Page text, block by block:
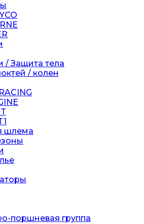
/ Защита тела
/ колен
шлема
поршневая группа